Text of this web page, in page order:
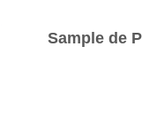
Sample de